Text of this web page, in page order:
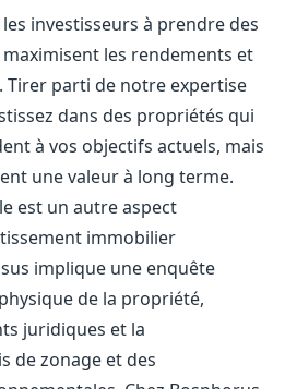
investisseurs à prendre des
les rendements et
Tirer parti de notre expertise
dans des propriétés qui
à vos objectifs actuels, mais
une valeur à long terme.
est un autre aspect
immobilier
implique une enquête
de la propriété,
juridiques et la
de zonage et des